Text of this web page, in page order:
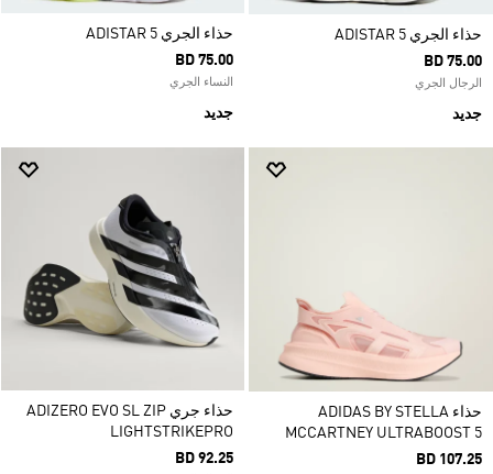
حذاء الجري ADISTAR 5
BD 75.00
الرجال الجري
جديد
حذاء الجري ADISTAR 5
BD 75.00
النساء الجري
جديد
حذاء ADIDAS BY STELLA
MCCARTNEY ULTRABOOST 5
BD 107.25
حذاء جري ADIZERO EVO SL ZIP
LIGHTSTRIKEPRO
BD 92.25